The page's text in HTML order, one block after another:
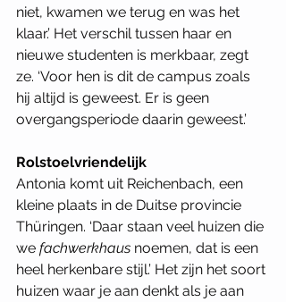
niet, kwamen we terug en was het
klaar.’ Het verschil tussen haar en
nieuwe studenten is merkbaar, zegt
ze. ‘Voor hen is dit de campus zoals
hij altijd is geweest. Er is geen
overgangsperiode daarin geweest.’
Rolstoelvriendelijk
Antonia komt uit Reichenbach, een
kleine plaats in de Duitse provincie
Thüringen. ‘Daar staan veel huizen die
we fachwerkhaus noemen, dat is een
heel herkenbare stijl.’ Het zijn het soort
huizen waar je aan denkt als je aan